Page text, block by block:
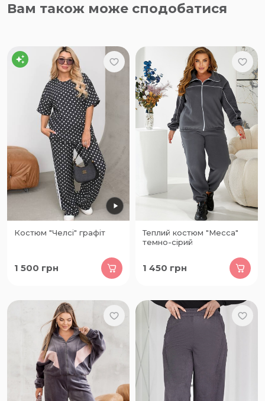
Вам також може сподобатися
Костюм "Челсі" графіт
1 500 грн
Теплий костюм "Месса"
темно-сірий
1 450 грн